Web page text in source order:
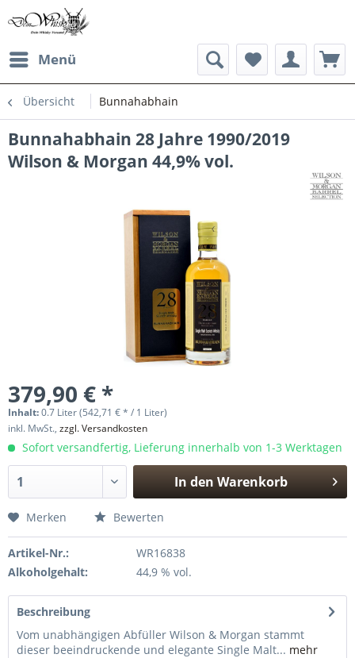
Menü
Übersicht Bunnahabhain
Bunnahabhain 28 Jahre 1990/2019
Wilson & Morgan 44,9% vol.
379,90 € *
Inhalt:0.7 Liter (542,71 € * / 1 Liter)
inkl. MwSt., zzgl. Versandkosten
Sofort versandfertig, Lieferung innerhalb von 1-3 Werktagen
In den Warenkorb
Merken Bewerten
Artikel-Nr.:
WR16838
Alkoholgehalt:
44,9 % vol.
Beschreibung
Vom unabhängigen Abfüller Wilson & Morgan stammt
dieser beeindruckende und elegante Single Malt... mehr